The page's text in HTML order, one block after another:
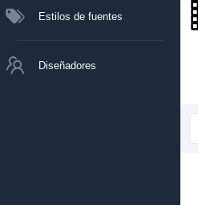
Estilos de fuentes
Diseñadores